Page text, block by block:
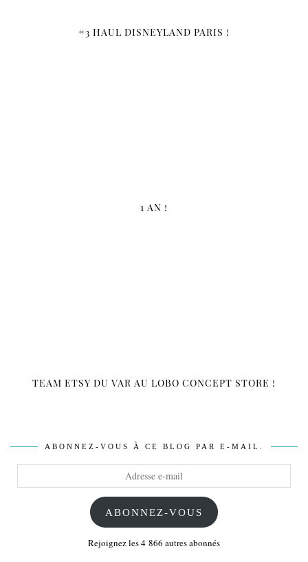
#3 HAUL DISNEYLAND PARIS !
1 AN !
TEAM ETSY DU VAR AU LOBO CONCEPT STORE !
ABONNEZ-VOUS À CE BLOG PAR E-MAIL.
ABONNEZ-VOUS
Rejoignez les 4 866 autres abonnés